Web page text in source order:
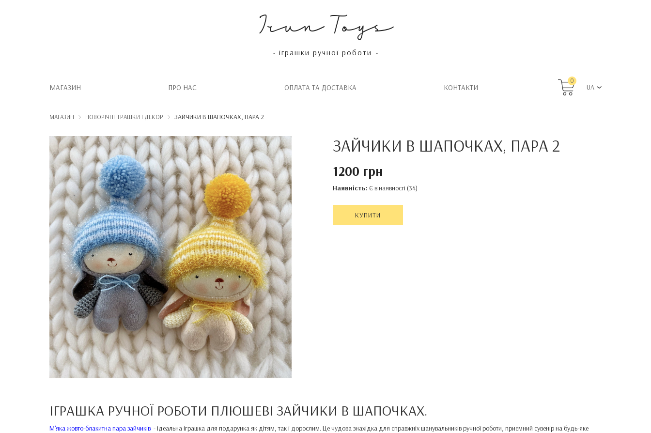
Irun Toys
- іграшки ручної роботи -
МАГАЗИН ПРО НАС OПЛАТА ТА ДОСТАВКА КОНТАКТИ
0
UA
МАГАЗИН НОВОРІЧНІ ІГРАШКИ І ДЕКОР ЗАЙЧИКИ В ШАПОЧКАХ, ПАРА 2
ЗАЙЧИКИ В ШАПОЧКАХ, ПАРА 2
1200 грн
Наявність: Є в наявності (34)
КУПИТИ
ІГРАШКА РУЧНОЇ РОБОТИ ПЛЮШЕВІ ЗАЙЧИКИ В ШАПОЧКАХ.
М'яка жовто-блакитна пара зайчиків - ідеальна іграшка для подарунка як дітям, так і дорослим. Це чудова знахідка для справжніх шанувальників ручної роботи, приємний сувенір на будь-яке